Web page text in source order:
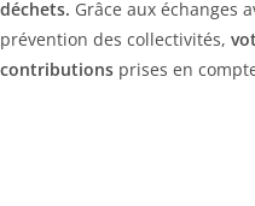
déchets. Grâce aux échanges
prévention des collectivités,
contributions prises en